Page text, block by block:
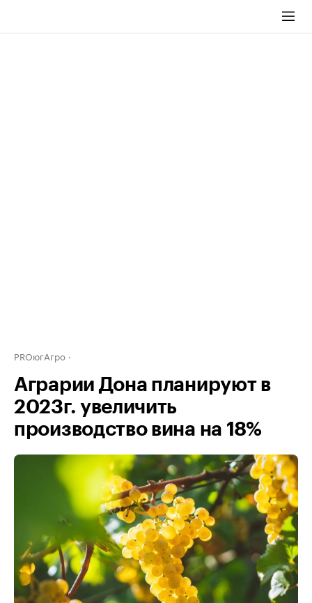
PROюгАгро
Аграрии Дона планируют в
2023г. увеличить
производство вина на 18%